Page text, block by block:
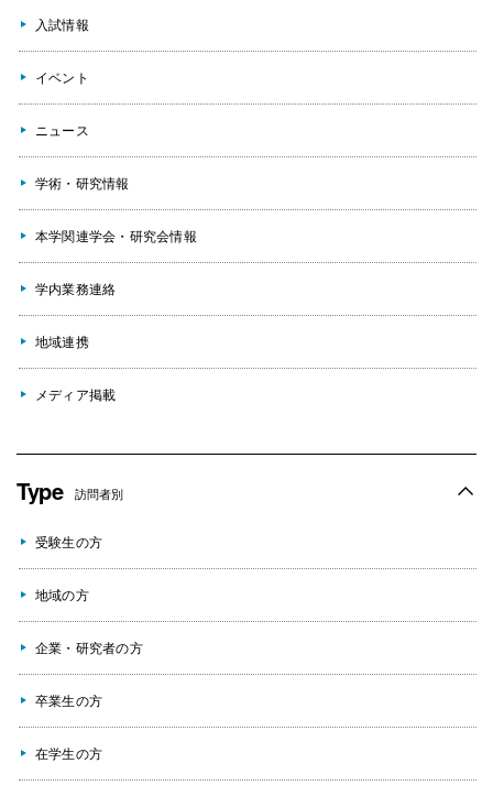
入試情報
イベント
ニュース
学術・研究情報
本学関連学会・研究会情報
学内業務連絡
地域連携
メディア掲載
Type 訪問者別
受験生の方
地域の方
企業・研究者の方
卒業生の方
在学生の方